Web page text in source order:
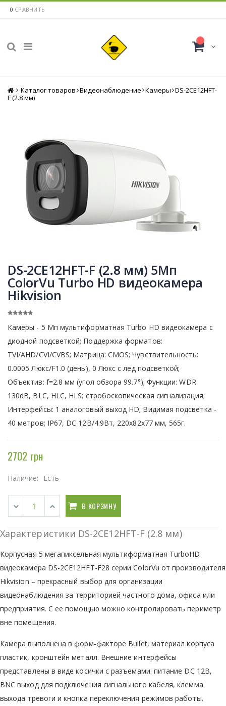
0 СРАВНИТЬ
Главная
Каталог товаров Видеонаблюдение Камеры DS-2CE12HFT-
F (2.8 мм)
DS-2CE12HFT-F (2.8 мм) 5Мп
ColorVu Turbo HD видеокамера
Hikvision
Камеры - 5 Мп мультиформатная Turbo HD видеокамера c
диодной подсветкой; Поддержка форматов:
TVI/AHD/CVI/CVBS; Матрица: CMOS; Чувствительность:
0.0005 Люкс/F1.0 (день), 0 Люкс c лед подсветкой;
Объектив: f=2.8 мм (угол обзора 99.7°); Функции: WDR
130dB, BLC, HLC, HLS; cтробоскопическая сигнализация;
Интерфейсы: 1 аналоговый выход HD; Видимая подсветка -
40 метров; IP67, DC 12В/4.9Вт, 220х82x77 мм, 565г.
2702 грн
Наличие: Есть
В КОРЗИНУ
Характеристики DS-2CE12HFT-F (2.8 мм)
Корпусная 5 мегапиксельная мультиформатная TurboHD
видеокамера DS-2CE12HFT-F28 серии ColorVu от производителя
Hikvision – прекрасный выбор для организации
видеонаблюдения за территорией частного дома, офиса или
предприятия. С ее помощью можно контролировать периметр
вне помещения.
Камера выполнена в форм-факторе Bullet, материал корпуса
пластик, кронштейн металл. Внешние интерфейсы
представлены в виде косички с разъемами: питание DC 12В,
BNC выход для подключения сигнального кабеля, клемма
выхода тревоги и кнопка переключения режимов работы.